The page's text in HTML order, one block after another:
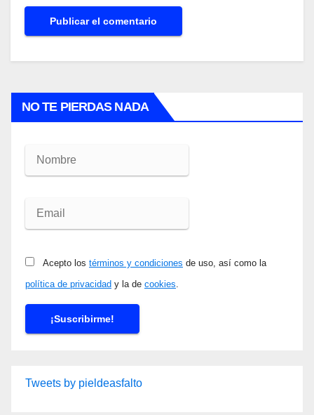
NO TE PIERDAS NADA
Acepto los términos y condiciones de uso, así como la
política de privacidad y la de cookies
Tweets by pieldeasfalto